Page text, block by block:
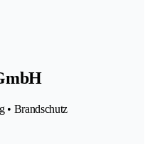
• Brandschutz